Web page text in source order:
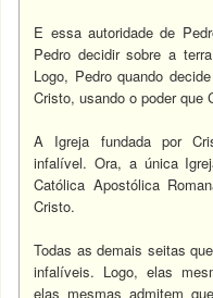
E essa autoridade de
Pedro decidir sobre a
Logo, Pedro quando
Cristo, usando o poder que
A Igreja fundada por
infalível. Ora, a única
Católica Apostólica
Cristo.
Todas as demais seitas
infalíveis. Logo, elas
elas mesmas admitem